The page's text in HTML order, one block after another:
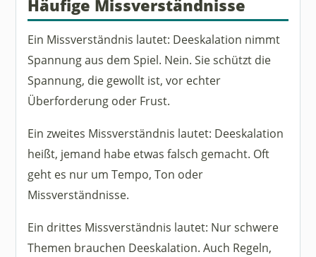
Häufige Missverständnisse
Ein Missverständnis lautet: Deeskalation nimmt
Spannung aus dem Spiel. Nein. Sie schützt die
Spannung, die gewollt ist, vor echter
Überforderung oder Frust.
Ein zweites Missverständnis lautet: Deeskalation
heißt, jemand habe etwas falsch gemacht. Oft
geht es nur um Tempo, Ton oder
Missverständnisse.
Ein drittes Missverständnis lautet: Nur schwere
Themen brauchen Deeskalation. Auch Regeln,